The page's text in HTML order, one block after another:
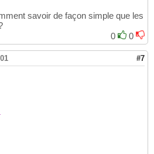
savoir de façon simple que les
0
0
#7